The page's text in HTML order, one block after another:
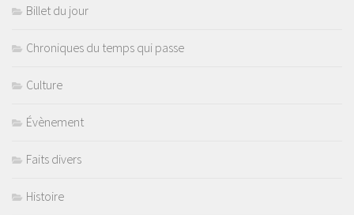
Billet du jour
Chroniques du temps qui passe
Culture
Évènement
Faits divers
Histoire